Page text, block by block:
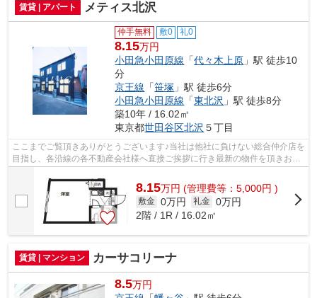
賃貸 | アパート メティス北沢
仲手無料 敷0 礼0
8.15万円
小田急小田原線 「代々木上原 」駅 徒歩10
分
京王線 「笹塚 」駅 徒歩6分
小田急小田原線 「東北沢 」駅 徒歩8分
築10年 / 16.02㎡
東京都世田谷区北沢 ５丁目
ここまでご覧頂きありがとうございます♪当社は他社に負けない総合仲介店を
目指し、各沿線の各不動産会社様へ直接ご挨拶に行き最新の物件を頂きお客
8.15万円 (管理費等：5,000円 )
敷金 0万円 礼金 0万円
2階 / 1R / 16.02㎡
賃貸 | マンション カーサコリーナ
8.5万円